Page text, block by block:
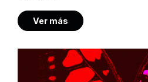
Ver más